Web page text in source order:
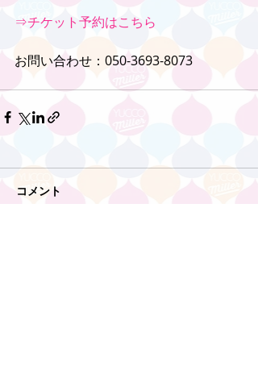
⇒チケット予約はこちら
お問い合わせ：050-3693-8073
コメント